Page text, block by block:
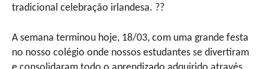
tradicional celebração irlandesa. ??
A semana terminou hoje, 18/03, com uma grande festa
no nosso colégio onde nossos estudantes se divertiram